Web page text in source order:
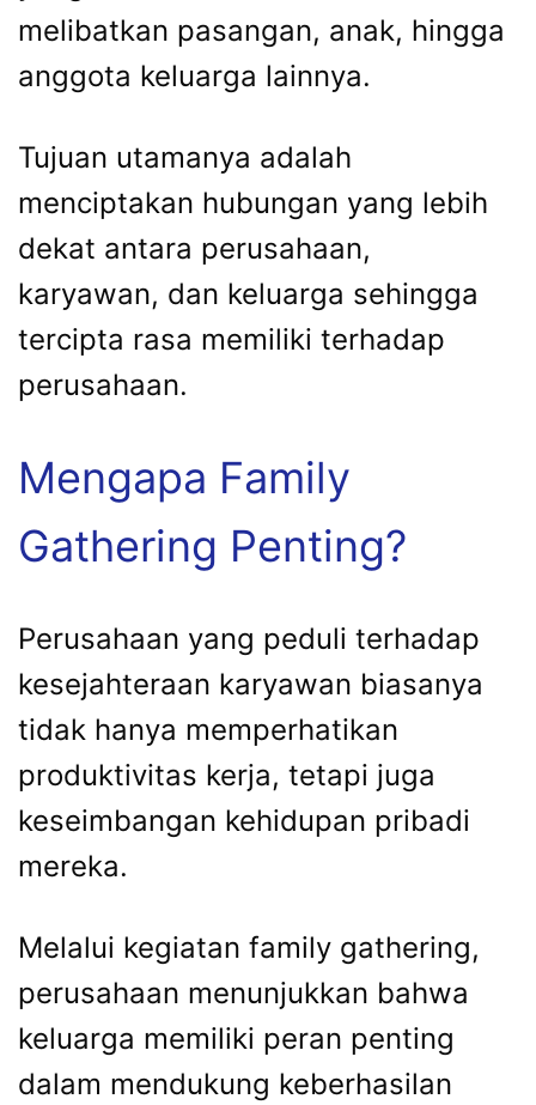
melibatkan pasangan, anak, hingga
anggota keluarga lainnya.
Tujuan utamanya adalah
menciptakan hubungan yang lebih
dekat antara perusahaan,
karyawan, dan keluarga sehingga
tercipta rasa memiliki terhadap
perusahaan.
Mengapa Family
Gathering Penting?
Perusahaan yang peduli terhadap
kesejahteraan karyawan biasanya
tidak hanya memperhatikan
produktivitas kerja, tetapi juga
keseimbangan kehidupan pribadi
mereka.
Melalui kegiatan family gathering,
perusahaan menunjukkan bahwa
keluarga memiliki peran penting
dalam mendukung keberhasilan